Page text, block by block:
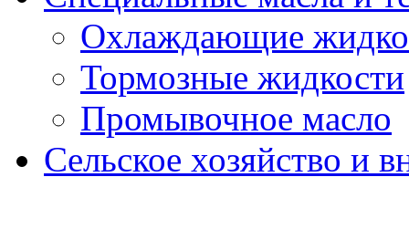
Охлаждающие
Тормозные жидкости
Промывочное масло
Сельское хозяйство и